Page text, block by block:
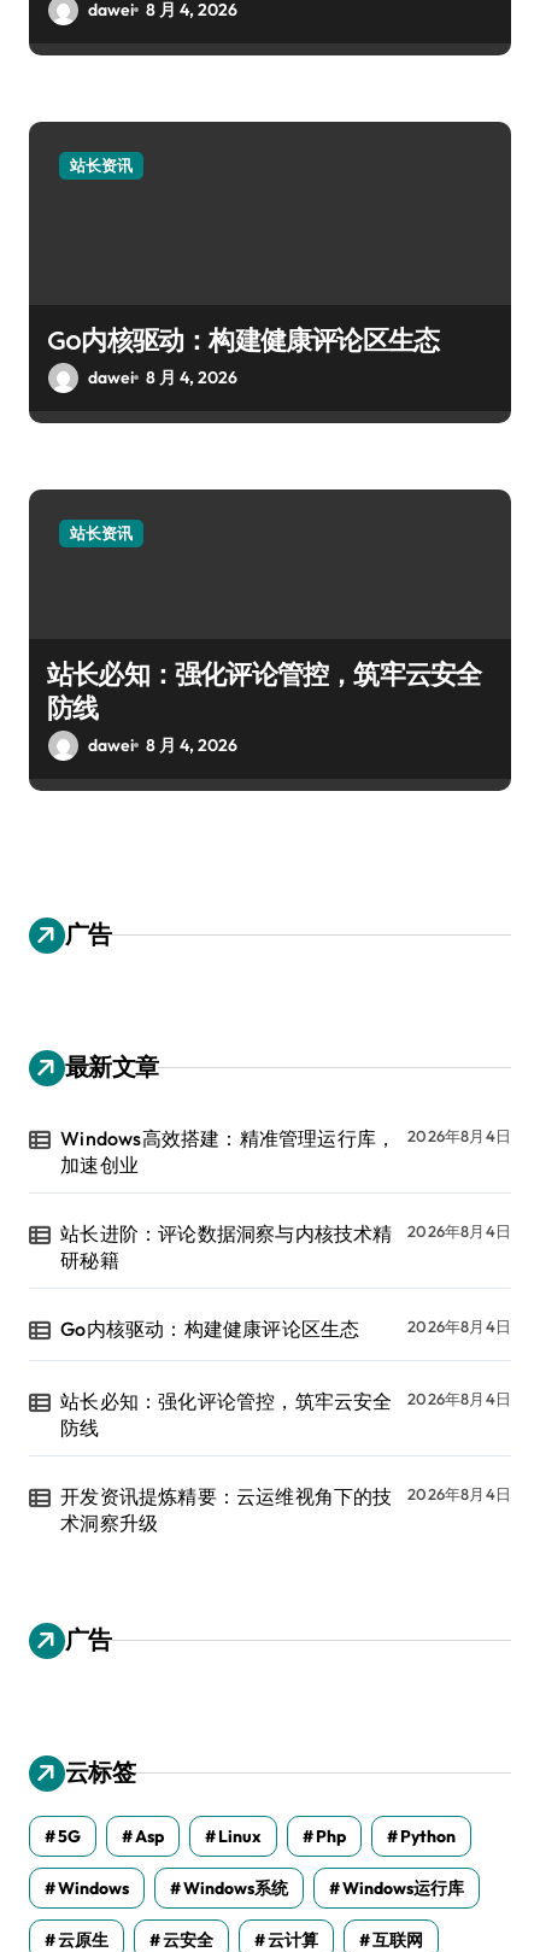
dawei 8 月 4, 2026
站长资讯
Go内核驱动：构建健康评论区生态
dawei 8 月 4, 2026
站长资讯
站长必知：强化评论管控，筑牢云安全
防线
dawei 8 月 4, 2026
广告
最新文章
Windows高效搭建：精准管理运行库，
加速创业
2026年8月4日
站长进阶：评论数据洞察与内核技术精
研秘籍
2026年8月4日
Go内核驱动：构建健康评论区生态 2026年8月4日
站长必知：强化评论管控，筑牢云安全
防线
2026年8月4日
开发资讯提炼精要：云运维视角下的技
术洞察升级
2026年8月4日
广告
云标签
5G Asp Linux Php Python
Windows Windows系统 Windows运行库
云原生 云安全 云计算 互联网